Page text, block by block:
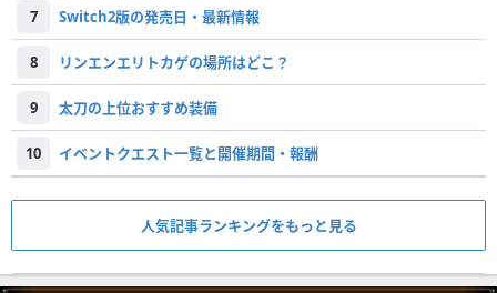
7 Switch2版の発売日・最新情報
8 リンエンエリトカゲの場所はどこ？
9 太刀の上位おすすめ装備
10 イベントクエスト一覧と開催期間・報酬
人気記事ランキングをもっと見る